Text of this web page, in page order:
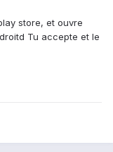
store, et ouvre
Tu accepte et le